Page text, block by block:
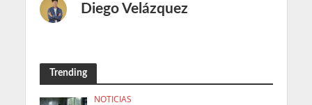
Diego Velázquez
Trending
NOTICIAS